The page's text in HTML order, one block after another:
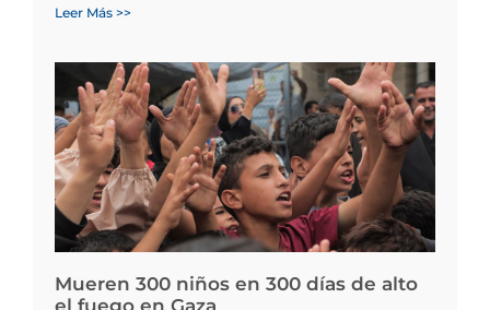
Leer Más >>
Mueren 300 niños en 300 días de alto